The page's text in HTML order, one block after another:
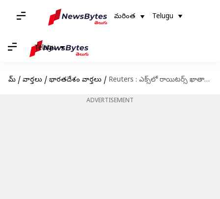
మరింత Telugu
Telugu
హోమ్ / వార్తలు / భారతదేశం వార్తలు / Reuters : ఎక్స్‌లో రాయిటర్స్‌ ఖాతా బ్లాక్‌.. కారణం లీగల్ నోటీసేనా?
ADVERTISEMENT